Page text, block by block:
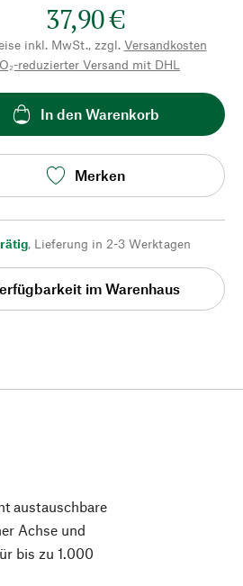
37,90 €
inkl. MwSt., zzgl. Versandkosten
reduzierter Versand mit DHL
In den Warenkorb
Merken
, Lieferung in 2-3 Werktagen
im Warenhaus
austauschbare
Achse und
bis zu 1.000